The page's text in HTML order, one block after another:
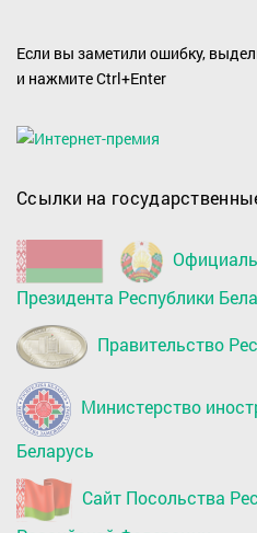
Если вы заметили ошибку,
и нажмите Ctrl+Enter
Ссылки на
Президента Республики
Правительство
Министерство
Беларусь
Сайт Посольства